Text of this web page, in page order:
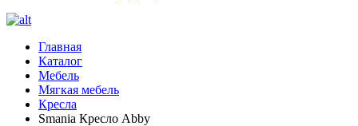
Главная
Каталог
Мебель
Мягкая мебель
Кресла
Smania Кресло Abby